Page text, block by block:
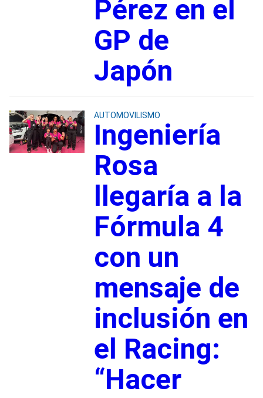
Pérez en el
GP de
Japón
AUTOMOVILISMO
Ingeniería
Rosa
llegaría a la
Fórmula 4
con un
mensaje de
inclusión en
el Racing:
“Hacer